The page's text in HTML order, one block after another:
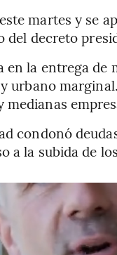
martes y se
del decreto
en la entrega
urbano
medianas
condonó
a la subida de